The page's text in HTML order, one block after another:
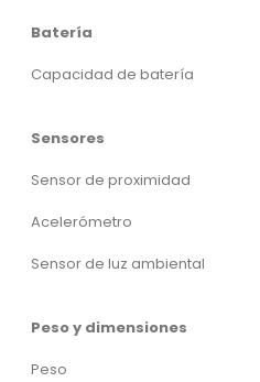
Batería
Capacidad de batería
Sensores
Sensor de proximidad
Acelerómetro
Sensor de luz ambiental
Peso y dimensiones
Peso